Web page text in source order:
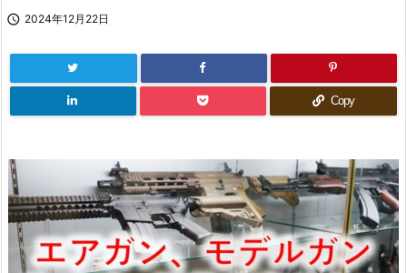
 2024年12月22日
Copy